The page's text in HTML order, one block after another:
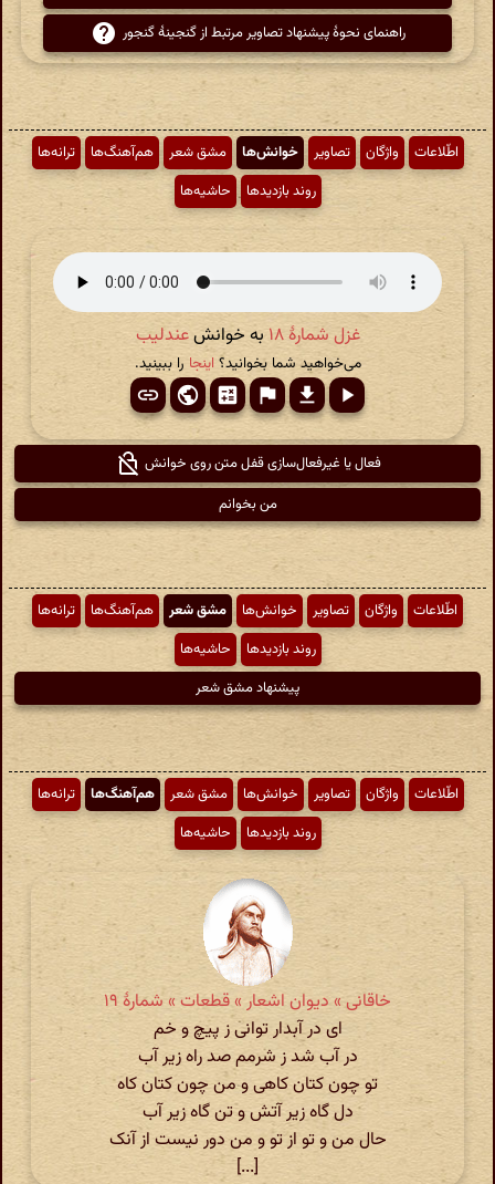
راهنمای نحوهٔ پیشنهاد تصاویر مرتبط از گنجینهٔ گنجور
اطّلاعات واژگان تصاویر خوانش‌ها مشق شعر هم‌آهنگ‌ها
ترانه‌ها
روند بازدیدها
حاشیه‌ها
غزل شمارهٔ ۱۸ به خوانشعندلیب
می‌خواهید شما بخوانید؟ اینجا را ببینید.
فعال یا غیرفعال‌سازی قفل متن روی خوانش
من بخوانم
اطّلاعات واژگان تصاویر خوانش‌ها مشق شعر هم‌آهنگ‌ها
ترانه‌ها
روند بازدیدها
حاشیه‌ها
پیشنهاد مشق شعر
اطّلاعات واژگان تصاویر خوانش‌ها مشق شعر هم‌آهنگ‌ها
ترانه‌ها
روند بازدیدها
حاشیه‌ها
خاقانی » دیوان اشعار » قطعات » شمارهٔ ۱۹
ای در آبدار توانی ز پیچ و خم
در آب شد ز شرمم صد راه زیر آب
تو چون کتان کاهی و من چون کتان کاه
دل گاه زیر آتش و تن گاه زیر آب
حال من و تو از تو و من دور نیست از آنک
[...]